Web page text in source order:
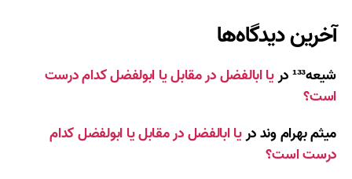
آخرین دیدگاه‌ها
شیعه¹³³ دریا ابالفضل در مقابل یا ابولفضل کدام درست
است؟
میثم بهرام ونددریا ابالفضل در مقابل یا ابولفضل کدام
درست است؟